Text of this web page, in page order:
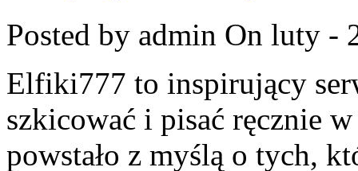
Posted by admin On luty -
Elfiki777 to inspirujący
szkicować i pisać ręcznie
powstało z myślą o tych,